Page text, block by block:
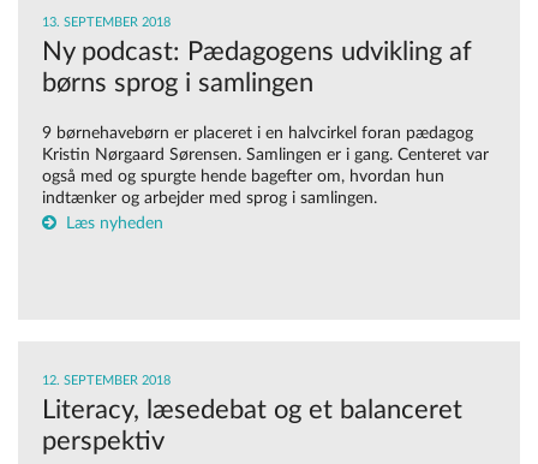
13. SEPTEMBER 2018
Ny podcast: Pædagogens udvikling af
børns sprog i samlingen
9 børnehavebørn er placeret i en halvcirkel foran pædagog
Kristin Nørgaard Sørensen. Samlingen er i gang. Centeret var
også med og spurgte hende bagefter om, hvordan hun
indtænker og arbejder med sprog i samlingen.
Læs nyheden
12. SEPTEMBER 2018
Literacy, læsedebat og et balanceret
perspektiv